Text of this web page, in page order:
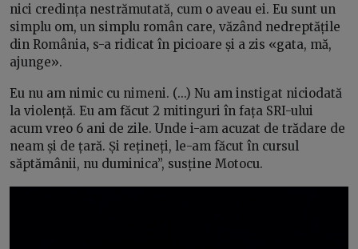
nici credința nestrămutată, cum o aveau ei. Eu sunt un
simplu om, un simplu român care, văzând nedreptățile
din România, s-a ridicat în picioare și a zis «gata, mă,
ajunge».
Eu nu am nimic cu nimeni. (...) Nu am instigat niciodată
la violență. Eu am făcut 2 mitinguri în fața SRI-ului
acum vreo 6 ani de zile. Unde i-am acuzat de trădare de
neam și de țară. Și rețineți, le-am făcut în cursul
săptămânii, nu duminica”, susține Motocu.